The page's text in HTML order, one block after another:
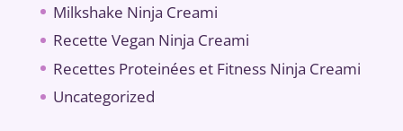
Milkshake Ninja Creami
Recette Vegan Ninja Creami
Recettes Proteinées et Fitness Ninja Creami
Uncategorized